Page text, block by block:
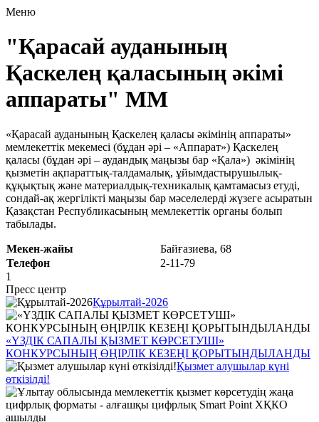
Меню
"Қарасай ауданының
Қаскелең қаласының әкімі
аппараты" ММ
«Қарасай ауданының Қаскелең қаласы әкімінің аппараты»
мемлекеттік мекемесі (бұдан әрі – «Аппарат») Қаскелең
қаласы (бұдан әрі – аудандық маңызы бар «Қала») әкiмінiң
қызметiн ақпараттық-талдамалық, ұйымдастырушылық-
құқықтық және материалдық-техникалық қамтамасыз етуді,
сондай-ақ жергiлiктi маңызы бар мәселелердi жүзеге асыратын
Қазақстан Республикасының мемлекеттік органы болып
табылады.
Мекен-жайы
Байғазиева, 68
Телефон
2-11-79
1
Пресс центр
Құрылтай-2026
«ҮЗДІК САПАЛЫ ҚЫЗМЕТ КӨРСЕТУШІ»
КОНКУРСЫНЫҢ ӨҢІРЛІК КЕЗЕҢІ ҚОРЫТЫНДЫЛАНДЫ
Қызмет алушылар күні
өткізілді!